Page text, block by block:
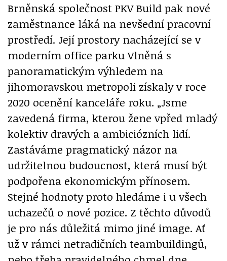
Brněnská společnost PKV Build pak nové
zaměstnance láká na nevšední pracovní
prostředí. Její prostory nacházející se v
moderním office parku Vlněná s
panoramatickým výhledem na
jihomoravskou metropoli získaly v roce
2020 ocenění kanceláře roku. „Jsme
zavedená firma, kterou žene vpřed mladý
kolektiv dravých a ambiciózních lidí.
Zastáváme pragmatický názor na
udržitelnou budoucnost, která musí být
podpořena ekonomickým přínosem.
Stejné hodnoty proto hledáme i u všech
uchazečů o nové pozice. Z těchto důvodů
je pro nás důležitá mimo jiné image. Ať
už v rámci netradičních teambuildingů,